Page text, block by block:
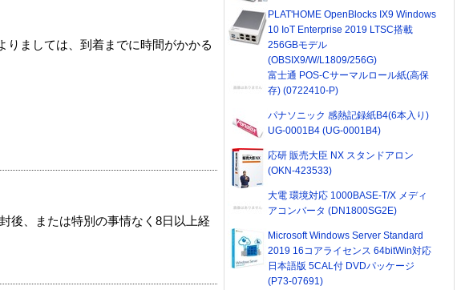
りましては、到着までに時間がかかる
後、または特別の事情なく8日以上経
PLAT'HOME OpenBlocks IX9 Windows
10 IoT Enterprise 2019 LTSC搭載
256GBモデル
(OBSIX9/W/L1809/256G)
富士通 POS-Cサーマルロール紙(高保
存) (0722410-P)
パナソニック 感熱記録紙B4(6本入り)
UG-0001B4 (UG-0001B4)
応研 販売大臣 NX スタンドアロン
(OKN-423533)
大電 環境対応 1000BASE-T/X メディ
アコンバータ (DN1800SG2E)
Microsoft Windows Server Standard
2019 16コアライセンス 64bitWin対応
日本語版 5CAL付 DVDパッケージ
(P73-07691)